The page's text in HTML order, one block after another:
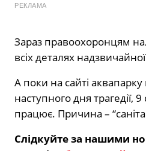
РЕКЛАМА
Зараз правоохоронцям
всіх деталях надзвичайної
А поки на сайті
наступного дня трагедії,
працює. Причина –
Слідкуйте за нашими